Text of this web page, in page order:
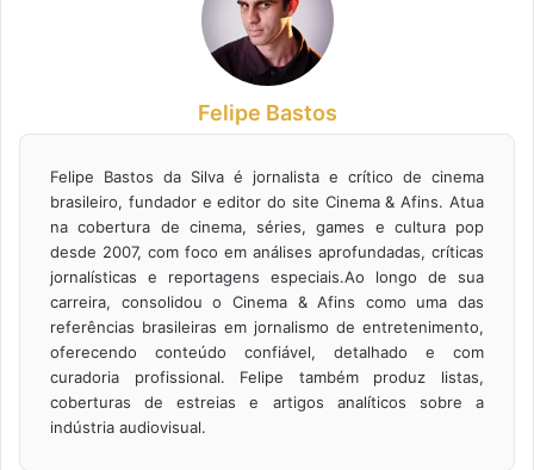
Felipe Bastos
Felipe Bastos da Silva é jornalista e crítico de cinema
brasileiro, fundador e editor do site Cinema & Afins. Atua
na cobertura de cinema, séries, games e cultura pop
desde 2007, com foco em análises aprofundadas, críticas
jornalísticas e reportagens especiais.Ao longo de sua
carreira, consolidou o Cinema & Afins como uma das
referências brasileiras em jornalismo de entretenimento,
oferecendo conteúdo confiável, detalhado e com
curadoria profissional. Felipe também produz listas,
coberturas de estreias e artigos analíticos sobre a
indústria audiovisual.